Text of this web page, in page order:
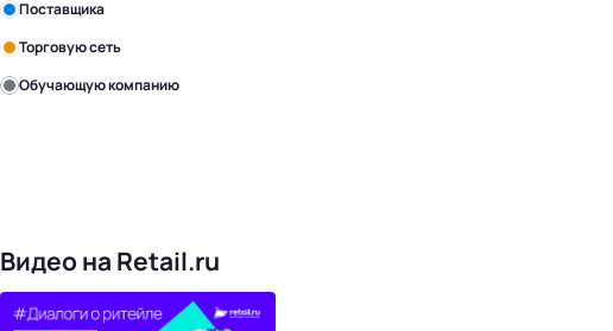
Поставщика
Торговую сеть
Обучающую компанию
Видео на Retail.ru